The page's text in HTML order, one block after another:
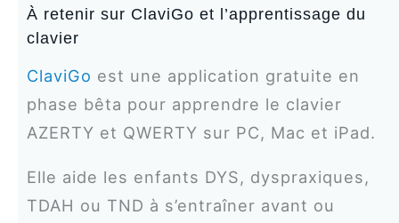
À retenir sur ClaviGo et l’apprentissage du
clavier
ClaviGo est une application gratuite en
phase bêta pour apprendre le clavier
AZERTY et QWERTY sur PC, Mac et iPad.
Elle aide les enfants DYS, dyspraxiques,
TDAH ou TND à s’entraîner avant ou